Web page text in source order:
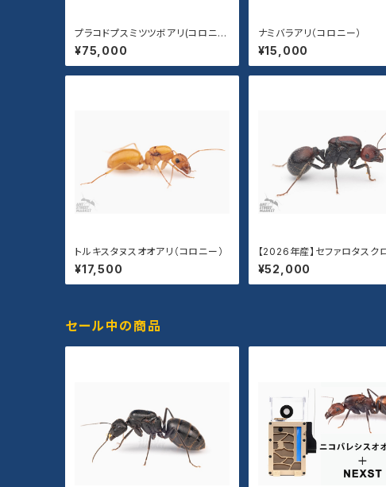
プラコドプスミツツボアリ(コロニ
ー)
¥75,000
ナミバラアリ（コロニー）
¥15,000
トルキスタヌスオオアリ（コロニー）
¥17,500
【2026年産】セファロタスク
アリ(新女王)
¥52,000
セール中の商品